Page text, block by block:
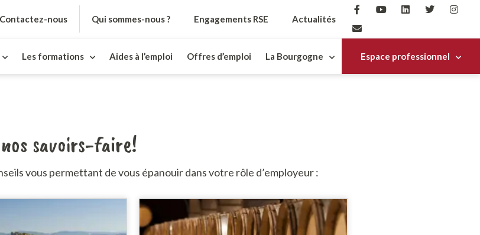
Contactez-nous Qui sommes-nous ? Engagements RSE Actualités
Les formations Aides à l’emploi Offres d’emploi La Bourgogne Espace professionnel
savoirs-faire!
vous permettant de vous épanouir dans votre rôle d’employeur :